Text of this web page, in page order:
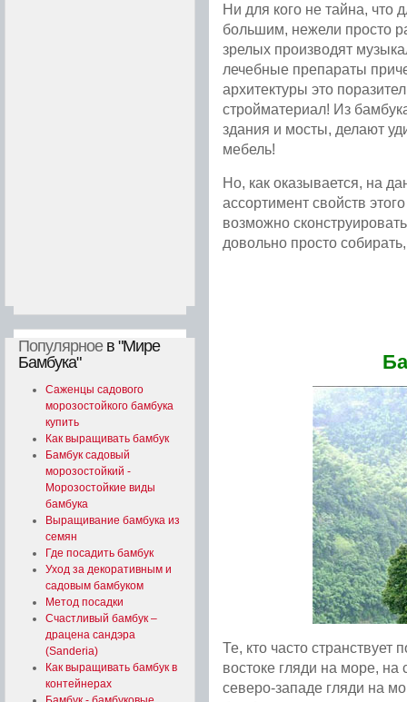
Популярноев "Мире
Бамбука"
Саженцы садового
морозостойкого бамбука
купить
Как выращивать бамбук
Бамбук садовый
морозостойкий -
Морозостойкие виды
бамбука
Выращивание бамбука из
семян
Где посадить бамбук
Уход за декоративным и
садовым бамбуком
Метод посадки
Счастливый бамбук –
драцена сандэра
(Sanderia)
Как выращивать бамбук в
контейнерах
Ни для кого не тайна, что
большим, нежели просто
зрелых производят
лечебные препараты
архитектуры это
стройматериал! Из
здания и мосты, делают
мебель!
Но, как оказывается, на
ассортимент свойств
возможно
довольно просто
Те, кто часто
востоке гляди на море, на
северо-западе гляди на